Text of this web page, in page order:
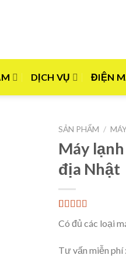
DỊCH VỤ ĐIỆN
SẢN PHẨM /
Máy
địa Nhật
trên 5
dựa trên
Có đủ các loại
Tư vấn miễn phí :